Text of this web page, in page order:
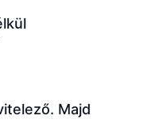
Majd